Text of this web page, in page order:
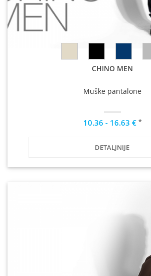
CHINO MEN
Muške pantalone
10.36 - 16.63 € *
DETALJNIJE